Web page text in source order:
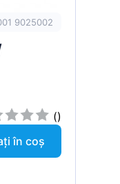
9025002
()
în coș